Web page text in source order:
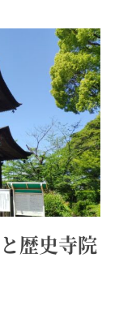
歴史寺院